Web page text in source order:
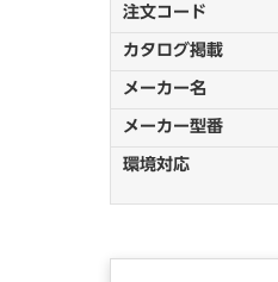
注文コード
カタログ掲載
メーカー名
メーカー型番
環境対応